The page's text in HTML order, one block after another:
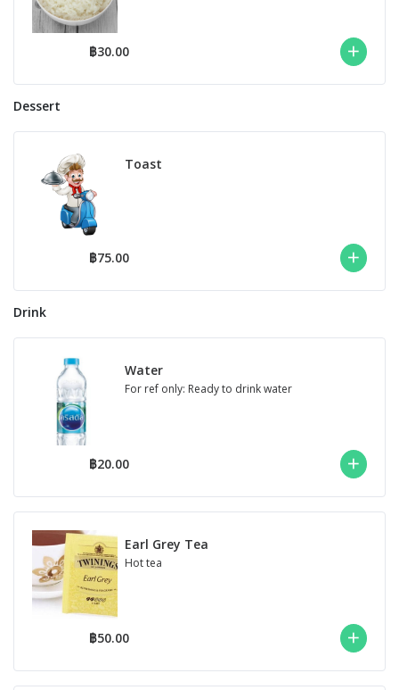
฿30.00
Dessert
Toast
฿75.00
Drink
Water
For ref only: Ready to drink water
฿20.00
Earl Grey Tea
Hot tea
฿50.00